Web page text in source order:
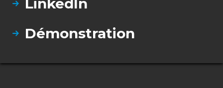
LinkedIn
Démonstration